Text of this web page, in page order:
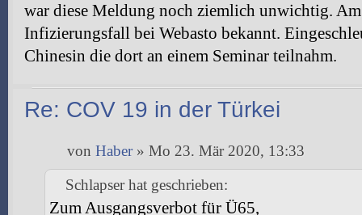
war diese Meldung noch ziemlich unwichtig.
Infizierungsfall bei Webasto bekannt.
Chinesin die dort an einem Seminar teilnahm.
Re: COV 19 in der Türkei
von Haber» Mo 23. Mär 2020, 13:33
Schlapser hat geschrieben:
Zum Ausgangsverbot für Ü65,